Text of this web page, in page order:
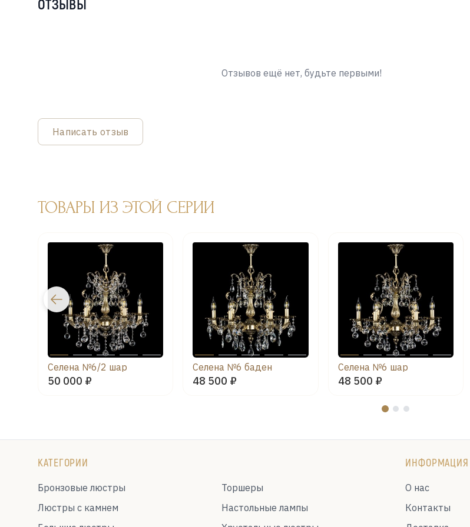
ОТЗЫВЫ
Отзывов ещё нет, будьте первыми!
Написать отзыв
ТОВАРЫ ИЗ ЭТОЙ СЕРИИ
Селена №6/2 шар
50 000 ₽
Селена №6 баден
48 500 ₽
Селена №6 шар
48 500 ₽
КАТЕГОРИИ ИНФОРМАЦИЯ
Бронзовые люстры
Люстры с камнем
Торшеры
Настольные лампы
О нас
Контакты